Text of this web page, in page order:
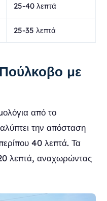
25-40 λεπτά
25-35 λεπτά
με
από το
την απόσταση
40 λεπτά. Τα
λεπτά, αναχωρώντας